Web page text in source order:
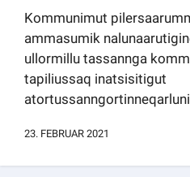
sullissivik.gl
Pilersaarutinut isaavik
Kommuni pillugu
Kommunimut
ammasumik
ullormillu tassannga
tapiliussaq inatsisitigut
23. FEBRUAR 2021